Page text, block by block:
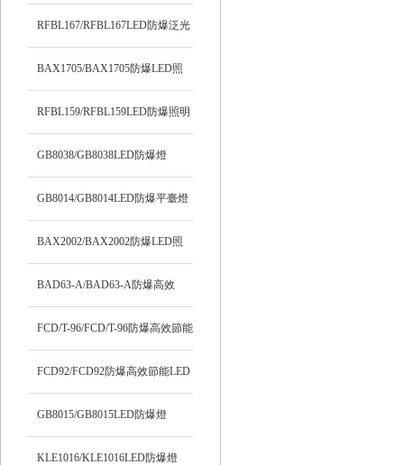
RFBL167/RFBL167LED防爆泛光
燈
BAX1705/BAX1705防爆LED照
明燈
RFBL159/RFBL159LED防爆照明
燈
GB8038/GB8038LED防爆燈
GB8014/GB8014LED防爆平臺燈
BAX2002/BAX2002防爆LED照
明燈
BAD63-A/BAD63-A防爆高效
LED燈
FCD/T-96/FCD/T-96防爆高效節能
LED燈
FCD92/FCD92防爆高效節能LED
燈
GB8015/GB8015LED防爆燈
KLE1016/KLE1016LED防爆燈